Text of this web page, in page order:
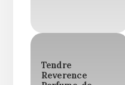
Tendre
Reverence